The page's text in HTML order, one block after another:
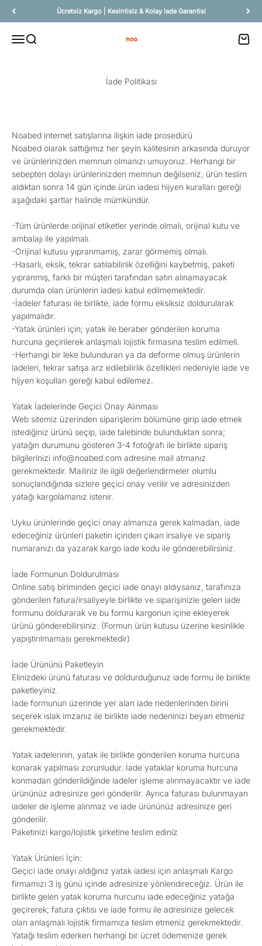
Ücretsiz Kargo | Kesintisiz & Kolay iade Garantisi
Open navigation menu
Open search Noa Yatak Open
İade Politikası
Noabed internet satışlarına ilişkin iade prosedürü
Noabed olarak sattığımız her şeyin kalitesinin arkasında duruyor
ve ürünlerinizden memnun olmanızı umuyoruz. Herhangi bir
sebepten dolayı ürünlerinizden memnun değilseniz, ürün teslim
aldıktan sonra 14 gün içinde ürün iadesi hijyen kuralları gereği
aşağıdaki şartlar halinde mümkündür.
-Tüm ürünlerde orijinal etiketler yerinde olmalı, orijinal kutu ve
ambalajı ile yapılmalı.
-Orijinal kutusu yıpranmamış, zarar görmemiş olmalı.
-Hasarlı, eksik, tekrar satılabilirlik özelliğini kaybetmiş, paketi
yıpranmış, farklı bir müşteri tarafından satın alınamayacak
durumda olan ürünlerin iadesi kabul edilmemektedir.
-İadeler faturası ile birlikte, iade formu eksiksiz doldurularak
yapılmalıdır.
-Yatak ürünleri için; yatak ile beraber gönderilen koruma
hurcuna geçirilerek anlaşmalı lojistik firmasına teslim edilmeli.
-Herhangi bir leke bulunduran ya da deforme olmuş ürünlerin
iadeleri, tekrar satışa arz edilebilirlik özellikleri nedeniyle iade ve
hijyen koşulları gereği kabul edilemez.
Yatak İadelerinde Geçici Onay Alınması
Web sitemiz üzerinden siparişlerim bölümüne girip iade etmek
istediğiniz ürünü seçip, iade talebinde bulunduktan sonra;
yatağın durumunu gösteren 3-4 fotoğrafı ile birlikte sipariş
bilgilerinizi info@noabed.com adresine mail atmanız
gerekmektedir. Mailiniz ile ilgili değerlendirmeler olumlu
sonuçlandığında sizlere geçici onay verilir ve adresinizden
yatağı kargolamanız istenir.
Uyku ürünlerinde geçici onay almanıza gerek kalmadan, iade
edeceğiniz ürünleri paketin içinden çıkan irsaliye ve sipariş
numaranızı da yazarak kargo iade kodu ile gönderebilirsiniz.
İade Formunun Doldurulması
Online satış biriminden geçici iade onayı aldıysanız, tarafınıza
gönderilen fatura/irsaliyeyle birlikte ve siparişinizle gelen iade
formunu doldurarak ve bu formu kargonun içine ekleyerek
ürünü gönderebilirsiniz. (Formun ürün kutusu üzerine kesinlikle
yapıştırılmaması gerekmektedir)
İade Ürününü Paketleyin
Elinizdeki ürünü faturası ve doldurduğunuz iade formu ile birlikte
paketleyiniz.
İade formunun üzerinde yer alan iade nedenlerinden birini
seçerek ıslak imzanız ile birlikte iade nedeninizi beyan etmeniz
gerekmektedir.
Yatak iadelerinin, yatak ile birlikte gönderilen koruma hurcuna
konarak yapılması zorunludur. İade yataklar koruma hurcuna
konmadan gönderildiğinde iadeler işleme alınmayacaktır ve iade
ürününüz adresinize geri gönderilir. Ayrıca faturası bulunmayan
iadeler de işleme alınmaz ve iade ürününüz adresinize geri
gönderilir.
Paketinizi kargo/lojistik şirketine teslim ediniz
Yatak Ürünleri İçin:
Geçici iade onayı aldığınız yatak iadesi için anlaşmalı Kargo
firmamızı 3 iş günü içinde adresinize yönlendireceğiz. Ürün ile
birlikte gelen yatak koruma hurcunu iade edeceğiniz yatağa
geçirerek; fatura çıktısı ve iade formu ile adresinize gelecek
olan anlaşmalı lojistik firmamıza teslim etmeniz gerekmektedir.
Yatağı teslim ederken herhangi bir ücret ödemenize gerek